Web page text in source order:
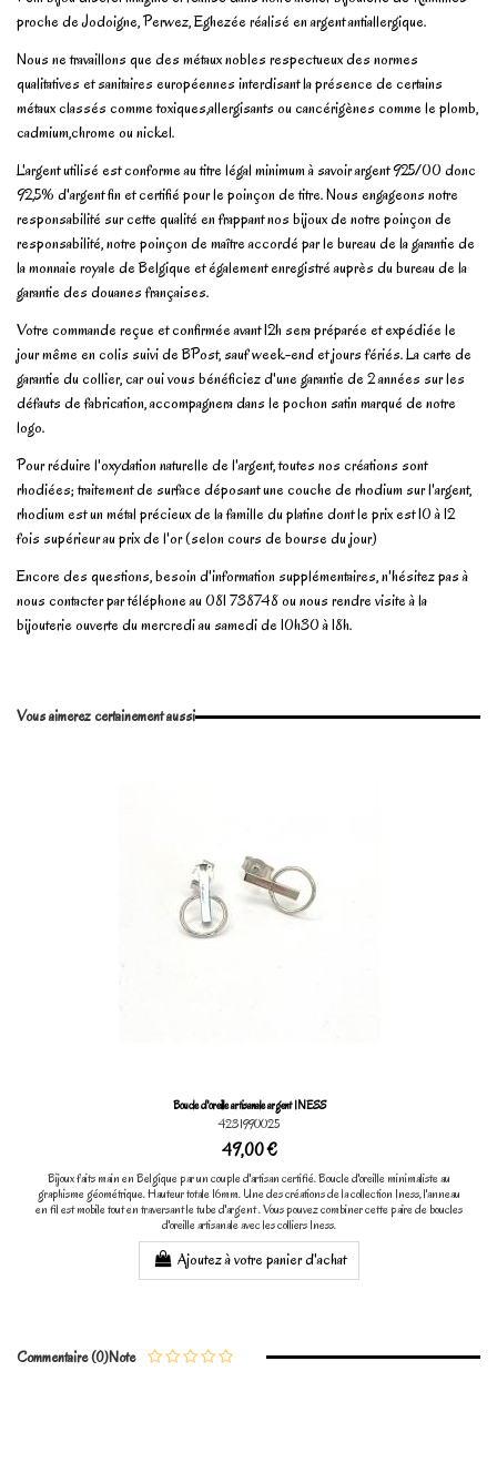
proche de Jodoigne, Perwez, Eghezée réalisé en argent antiallergique.
Nous ne travaillons que des métaux nobles respectueux des normes
qualitatives et sanitaires européennes interdisant la présence de certains
métaux classés comme toxiques,allergisants ou cancérigènes comme le plomb,
cadmium,chrome ou nickel.
L'argent utilisé est conforme au titre légal minimum à savoir argent 925/00 donc
92,5% d'argent fin et certifié pour le poinçon de titre. Nous engageons notre
responsabilité sur cette qualité en frappant nos bijoux de notre poinçon de
responsabilité, notre poinçon de maître accordé par le bureau de la garantie de
la monnaie royale de Belgique et également enregistré auprès du bureau de la
garantie des douanes françaises.
Votre commande reçue et confirmée avant 12h sera préparée et expédiée le
jour même en colis suivi de BPost, sauf week-end et jours fériés. La carte de
garantie du collier, car oui vous bénéficiez d'une garantie de 2 années sur les
défauts de fabrication, accompagnera dans le pochon satin marqué de notre
logo.
Pour réduire l'oxydation naturelle de l'argent, toutes nos créations sont
rhodiées; traitement de surface déposant une couche de rhodium sur l'argent,
rhodium est un métal précieux de la famille du platine dont le prix est 10 à 12
fois supérieur au prix de l'or (selon cours de bourse du jour)
Encore des questions, besoin d'information supplémentaires, n'hésitez pas à
nous contacter par téléphone au 081 738748 ou nous rendre visite à la
bijouterie ouverte du mercredi au samedi de 10h30 à 18h.
Marque
Vous aimerez certainement aussi
Boucle d'oreille artisanale argent INESS
4231990025
49,00 €
Bijoux faits main en Belgique par un couple d'artisan certifié. Boucle d'oreille minimaliste au
graphisme géométrique. Hauteur totale 16mm. Une des créations de la collection Iness, l'anneau
en fil est mobile tout en traversant le tube d'argent . Vous pouvez combiner cette paire de boucles
d'oreille artisanale avec les colliers Iness.
Ajoutez à votre panier d'achat
Note
Commentaire (0)